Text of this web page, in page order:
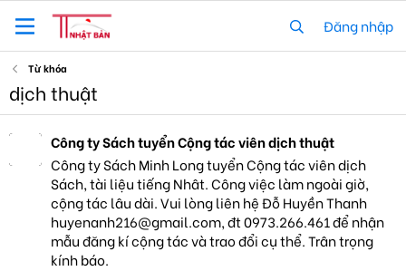
Đăng nhập
Từ khóa
dịch thuật
Công ty Sách tuyển Cộng tác viên dịch thuật
Công ty Sách Minh Long tuyển Cộng tác viên dịch
Sách, tài liệu tiếng Nhât. Công việc làm ngoài giờ,
cộng tác lâu dài. Vui lòng liên hệ Đỗ Huyền Thanh
huyenanh216@gmail.com, đt 0973.266.461 để nhận
mẫu đăng kí cộng tác và trao đổi cụ thể. Trân trọng
kính báo.